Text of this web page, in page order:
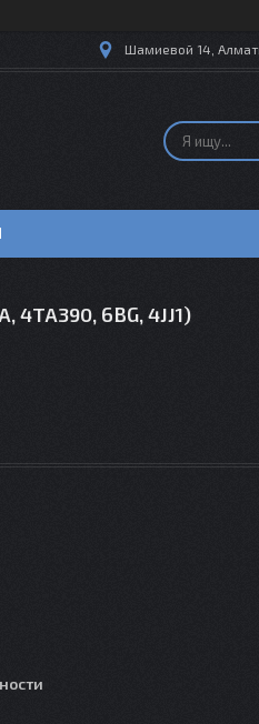
Шамиевой 14,
4TA390, 6BG, 4JJ1)